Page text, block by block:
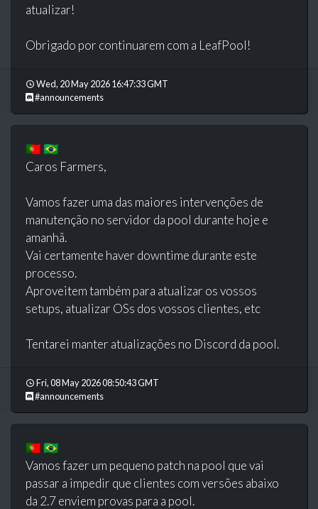
atualizar!
Obrigado por continuarem com a LeafPool!
Wed, 20 May 2026 16:47:33 GMT
#announcements
🇵🇹 🇧🇷
Caros Farmers,
Vamos fazer uma das maiores intervenções de
manutenção no servidor da pool durante hoje e
amanhã.
Vai certamente haver downtime durante este
processo.
Aproveitem também para atualizar os vossos
setups, atualizar OSs dos vossos clientes, etc
Tentarei manter atualizações no Discord da pool.
Fri, 08 May 2026 08:50:43 GMT
#announcements
🇵🇹 🇧🇷
Vamos fazer um pequeno patch na pool que vai
passar a impedir que clientes com versões abaixo
da 2.7 enviem provas para a pool.